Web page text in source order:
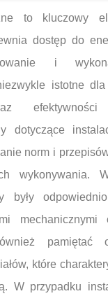
to kluczowy
dostęp do
i
istotne dla
efektywności
dotyczące
norm i
wykonywania.
były
mechanicznymi
pamiętać
które
W przypadku